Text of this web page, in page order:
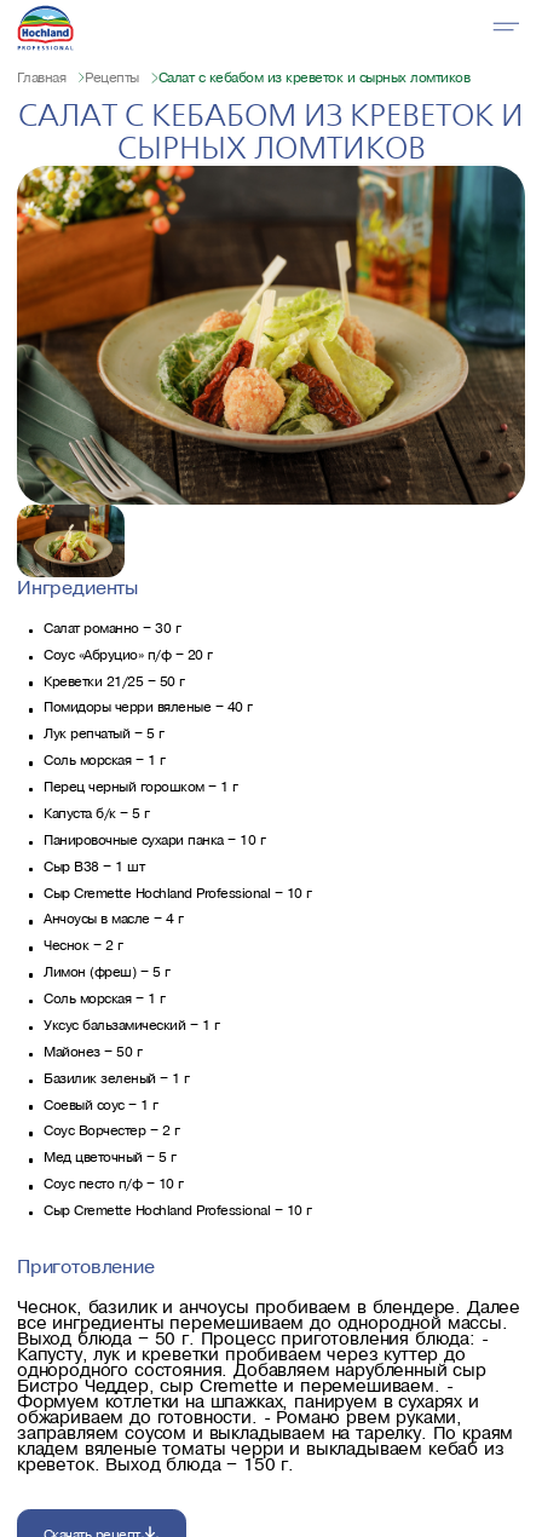
Главная Рецепты Салат с кебабом из креветок и сырных ломтиков
САЛАТ С КЕБАБОМ ИЗ КРЕВЕТОК И
СЫРНЫХ ЛОМТИКОВ
Ингредиенты
Салат романно – 30 г
Соус «Абруцио» п/ф – 20 г
Креветки 21/25 – 50 г
Помидоры черри вяленые – 40 г
Лук репчатый – 5 г
Соль морская – 1 г
Перец черный горошком – 1 г
Капуста б/к – 5 г
Панировочные сухари панка – 10 г
Сыр B38 – 1 шт
Сыр Cremette Hochland Professional – 10 г
Анчоусы в масле – 4 г
Чеснок – 2 г
Лимон (фреш) – 5 г
Соль морская – 1 г
Уксус бальзамический – 1 г
Майонез – 50 г
Базилик зеленый – 1 г
Соевый соус – 1 г
Соус Ворчестер – 2 г
Мед цветочный – 5 г
Соус песто п/ф – 10 г
Сыр Cremette Hochland Professional – 10 г
Приготовление
Чеснок, базилик и анчоусы пробиваем в блендере. Далее
все ингредиенты перемешиваем до однородной массы.
Выход блюда – 50 г. Процесс приготовления блюда: -
Капусту, лук и креветки пробиваем через куттер до
однородного состояния. Добавляем нарубленный сыр
Бистро Чеддер, сыр Cremette и перемешиваем. -
Формуем котлетки на шпажках, панируем в сухарях и
обжариваем до готовности. - Романо рвем руками,
заправляем соусом и выкладываем на тарелку. По краям
кладем вяленые томаты черри и выкладываем кебаб из
креветок. Выход блюда – 150 г.
Скачать рецепт